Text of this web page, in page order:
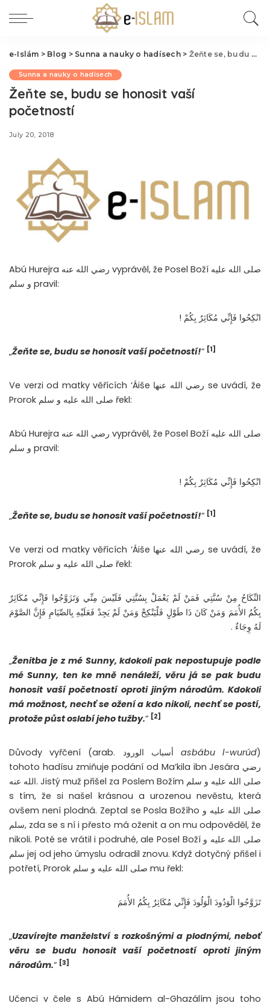
e-Islám > Blog > Sunna a nauky o hadísech> Žeňte se, budu se honosit vaší početností
Sunna a nauky o hadísech
Žeňte se, budu se honosit vaší
početností
July 20, 2018
Abú Hurejra رضي الله عنه vyprávěl, že Posel Boží صلى الله عليه
و سلم pravil:
انْكِحُوا فَإِنِّي مُكَاثِرٌ بِكُمْ !
„Žeňte se, budu se honosit vaší početností!“ [1]
Ve verzi od matky věřících ‘Áiše رضي الله عنها se uvádí, že
Prorok صلى الله عليه و سلم řekl:
Abú Hurejra رضي الله عنه vyprávěl, že Posel Boží صلى الله عليه
و سلم pravil:
انْكِحُوا فَإِنِّي مُكَاثِرٌ بِكُمْ !
„Žeňte se, budu se honosit vaší početností!“ [1]
Ve verzi od matky věřících ‘Áiše رضي الله عنها se uvádí, že
Prorok صلى الله عليه و سلم řekl:
النِّكَاحُ مِنْ سُنَّتِي فَمَنْ لَمْ يَعْمَلْ بِسُنَّتِي فَلَيْسَ مِنِّي وَتَزَوَّجُوا فَإِنِّي مُكَاثِرٌ
بِكُمُ الأُمَمَ وَمَنْ كَانَ ذَا طَوْلٍ فَلْيَنْكِحْ وَمَنْ لَمْ يَجِدْ فَعَلَيْهِ بِالصِّيَامِ فَإِنَّ الصَّوْمَ
لَهُ وِجَاءٌ .
„Ženitba je z mé Sunny, kdokoli pak nepostupuje podle
mé Sunny, ten ke mně nenáleží, věru já se pak budu
honosit vaší početností oproti jiným národům. Kdokoli
má možnost, nechť se ožení a kdo nikoli, nechť se postí,
protože půst oslabí jeho tužby.“ [2]
asbábu l-wurúd)
tohoto hadísu zmiňuje podání od Ma’kila ibn Jesára رضي
الله عنه. Jistý muž přišel za Poslem Božím صلى الله عليه و سلم
s tím, že si našel krásnou a urozenou nevěstu, která
ovšem není plodná. Zeptal se Posla Božího صلى الله عليه و
سلم, zda se s ní i přesto má oženit a on mu odpověděl, že
nikoli. Poté se vrátil i podruhé, ale Posel Boží صلى الله عليه و
سلم jej od jeho úmyslu odradil znovu. Když dotyčný přišel i
potřetí, Prorok صلى الله عليه و سلم mu řekl:
تَزَوَّجُوا الْوَدُودَ الْوَلُودَ فَإِنِّي مُكَاثِرٌ بِكُمُ الأُمَمَ
„Uzavírejte manželství s rozkošnými a plodnými, neboť
věru se budu honosit vaší početností oproti jiným
národům.“ [3]
Učenci v čele s Abú Hámidem al-Ghazálím jsou toho